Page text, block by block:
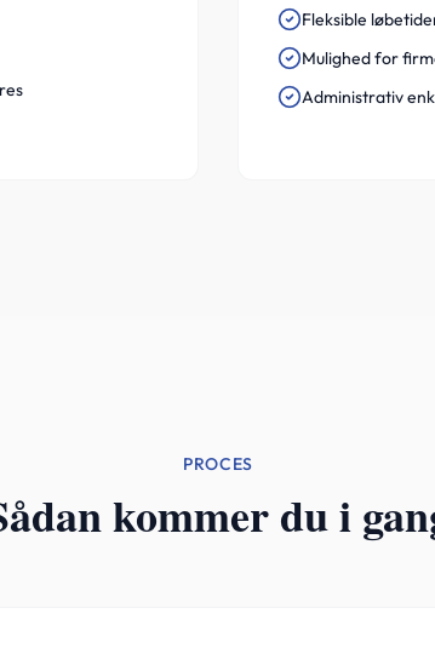
Fleksible
Mulighed for
Administrativ
PROCES
kommer du i